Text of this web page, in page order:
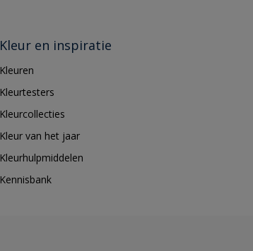
Kleur en inspiratie
Kleuren
Kleurtesters
Kleurcollecties
Kleur van het jaar
Kleurhulpmiddelen
Kennisbank